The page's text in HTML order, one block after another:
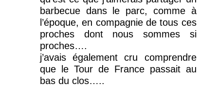
barbecue dans le parc, comme à
l’époque, en compagnie de tous ces
proches dont nous sommes si
proches….
j’avais également cru comprendre
que le Tour de France passait au
bas du clos…..